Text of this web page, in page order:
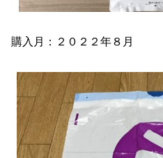
購入月：２０２２年８月